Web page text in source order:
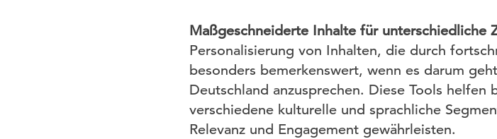
Maßgeschneiderte Inhalte für unterschiedliche
Personalisierung von Inhalten, die durch
besonders bemerkenswert, wenn es darum
Deutschland anzusprechen. Diese Tools
verschiedene kulturelle und sprachliche
Relevanz und Engagement gewährleisten.